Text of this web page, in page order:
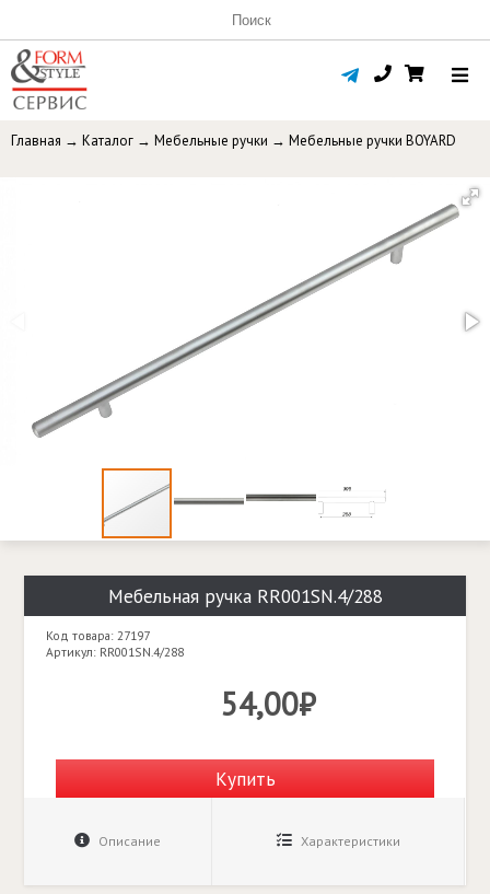
Главная → Каталог → Мебельные ручки → Мебельные ручки BOYARD
Мебельная ручка RR001SN.4/288
Код товара: 27197
Артикул: RR001SN.4/288
54,00₽
Купить
Описание Характеристики